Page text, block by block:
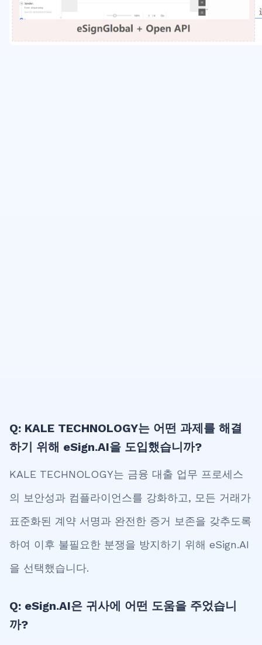
Q: KALE TECHNOLOGY는 어떤 과제를 해결
하기 위해 eSign.AI을 도입했습니까?
KALE TECHNOLOGY는 금융 대출 업무 프로세스
의 보안성과 컴플라이언스를 강화하고, 모든 거래가
표준화된 계약 서명과 완전한 증거 보존을 갖추도록
하여 이후 불필요한 분쟁을 방지하기 위해 eSign.AI
을 선택했습니다.
Q: eSign.AI은 귀사에 어떤 도움을 주었습니
까?